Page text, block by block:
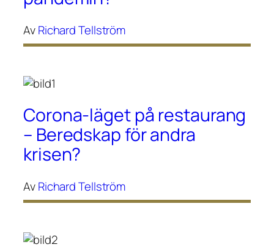
AvRichard Tellström
Corona-läget på restaurang
– Beredskap för andra
krisen?
AvRichard Tellström